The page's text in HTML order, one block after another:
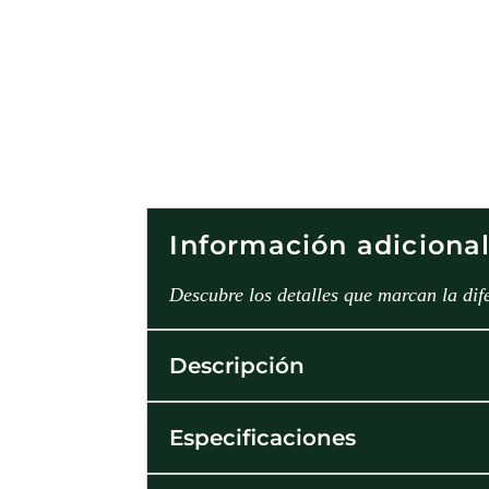
Información adicional
Descubre los detalles que marcan la
Descripción
Especificaciones